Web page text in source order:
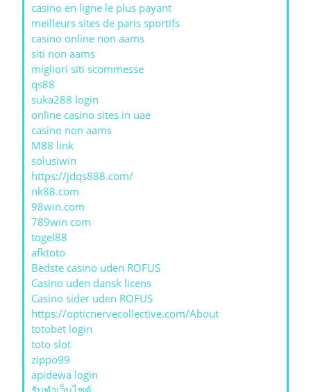
casino en ligne le plus payant
meilleurs sites de paris sportifs
casino online non aams
siti non aams
migliori siti scommesse
qs88
suka288 login
online casino sites in uae
casino non aams
M88 link
solusiwin
https://jdqs888.com/
nk88.com
98win.com
789win com
togel88
afktoto
Bedste casino uden ROFUS
Casino uden dansk licens
Casino sider uden ROFUS
https://opticnervecollective.com/About
totobet login
toto slot
zippo99
apidewa login